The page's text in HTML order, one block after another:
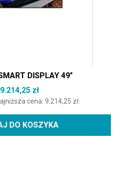
DISPLAY 49″
9.214,25 zł
cena: 9.214,25 zł.
DO KOSZYKA